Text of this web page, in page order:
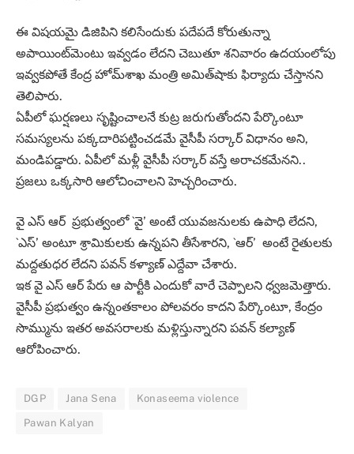
ఈ విషయమై డిజిపిని కలిసేందుకు పదేపదే కోరుతున్నా
అపాయింట్‌మెంటు ఇవ్వడం లేదని చెబుతూ శనివారం ఉదయంలోపు
ఇవ్వకపోతే కేంద్ర హోమ్‌శాఖ మంత్రి అమిత్‌షాకు ఫిర్యాదు చేస్తానని
తెలిపారు.
ఏపీలో ఘర్షణలు సృష్టించాలనే కుట్ర జరుగుతోందని పేర్కొంటూ
సమస్యలను పక్కదారిపట్టించడమే వైసీపీ సర్కార్‌ విధానం అని,
మండిపడ్డారు. ఏపీలో మళ్లీ వైసీపీ సర్కార్‌ వస్తే అరాచకమేనని..
ప్రజలు ఒక్కసారి ఆలోచించాలని హెచ్చరించారు.
వై ఎస్ ఆర్ ప్రభుత్వంలో `వై’ అంటే యువజనులకు ఉపాధి లేదని,
`ఎస్’ అంటూ శ్రామికులకు ఉన్నపని తీసేశారని, `ఆర్’ అంటే రైతులకు
మద్దతుధర లేదని పవన్ కళ్యాణ్ ఎద్దేవా చేశారు.
ఇక వై ఎస్ ఆర్ పేరు ఆ పార్టీకి ఎందుకో‌ వారే చెప్పాలని ధ్వజమెత్తారు.
వైసీపీ ప్రభుత్వం ఉన్నంతకాలం పోలవరం కాదని పేర్కొంటూ, కేంద్రం
సొమ్మును ఇతర అవసరాలకు మళ్లిస్తున్నారని పవన్‌ కల్యాణ్
ఆరోపించారు.
DGP Jana Sena Konaseema violence
Pawan Kalyan